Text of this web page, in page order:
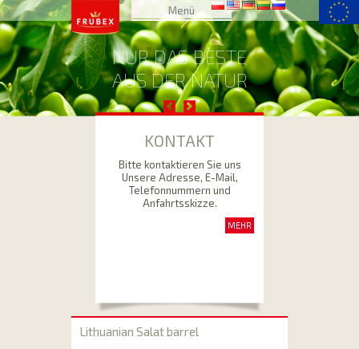
NUR DAS BESTE
AUS DER NATUR
Menü
Zum Inhalt
springen
KONTAKT
Bitte kontaktieren Sie uns
Unsere Adresse, E-Mail,
Telefonnummern und
Anfahrtsskizze.
MEHR
Lithuanian Salat barrel